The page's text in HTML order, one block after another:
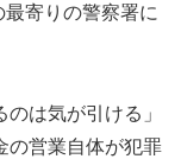
最寄りの警察署に
は気が引ける」
の営業自体が犯罪